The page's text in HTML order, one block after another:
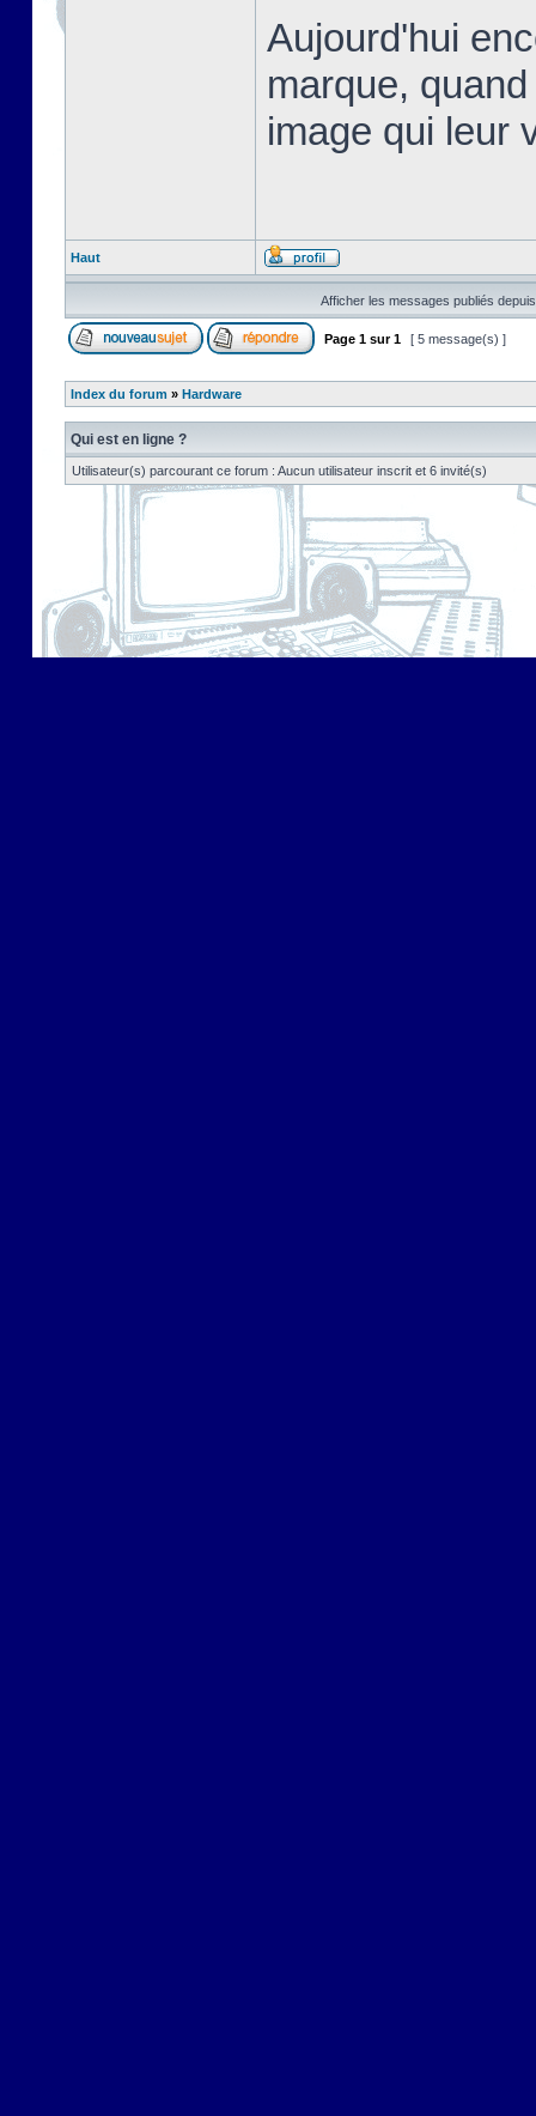
Aujourd'hui
marque,
image qui leur
Haut
Afficher les messages publiés
Page 1 sur1 [ 5 message(s) ]
Index du forum » Hardware
Qui est en ligne ?
Utilisateur(s) parcourant ce forum : Aucun utilisateur inscrit et 6 invité(s)